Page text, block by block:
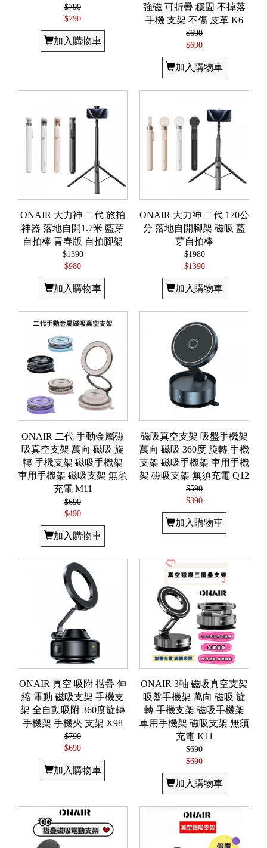
$790
$790
加入購物車
強磁 可折疊 穩固 不掉落
手機 支架 不傷 皮革 K6
$690
$690
加入購物車
ONAIR 大力神 二代 旅拍
神器 落地自開1.7米 藍芽
自拍棒 青春版 自拍腳架
$1390
$980
加入購物車
ONAIR 大力神 二代 170公
分 落地自開腳架 磁吸 藍
芽自拍棒
$1980
$1390
加入購物車
ONAIR 二代 手動金屬磁
吸真空支架 萬向 磁吸 旋
轉 手機支架 磁吸手機架
車用手機架 磁吸支架 無須
充電 M11
$690
$490
加入購物車
磁吸真空支架 吸盤手機架
萬向 磁吸 360度 旋轉 手機
支架 磁吸手機架 車用手機
架 磁吸支架 無須充電 Q12
$590
$390
加入購物車
ONAIR 真空 吸附 摺疊 伸
縮 電動 磁吸支架 手機支
架 全自動吸附 360度旋轉
手機架 手機夾 支架 X98
$790
$690
加入購物車
ONAIR 3軸 磁吸真空支架
吸盤手機架 萬向 磁吸 旋
轉 手機支架 磁吸手機架
車用手機架 磁吸支架 無須
充電 K11
$690
$690
加入購物車